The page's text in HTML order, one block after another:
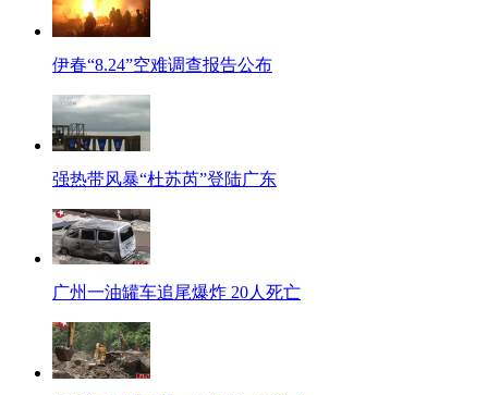
伊春“8.24”空难调查报告公布
强热带风暴“杜苏芮”登陆广东
广州一油罐车追尾爆炸 20人死亡